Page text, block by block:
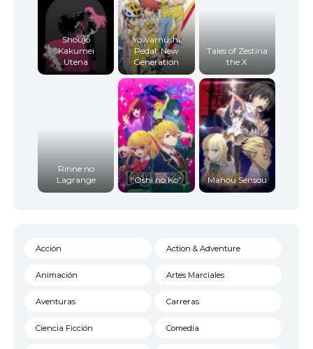
<img src="//image.tmdb.org/t/p/w92/
<img src="//image.tmdb.org/t/p/w92/
<img src="//image.tmdb.org/t/p/w92/
Shoujo
Kakumei
Utena
Yowamushi
Pedal: New
Generation
Tales of Zestiria
the X
Rinne no
Lagrange
“Oshi no Ko” Mahou Sensou
Acción Action & Adventure
Animación Artes Marciales
Aventuras Carreras
Ciencia Ficción Comedia